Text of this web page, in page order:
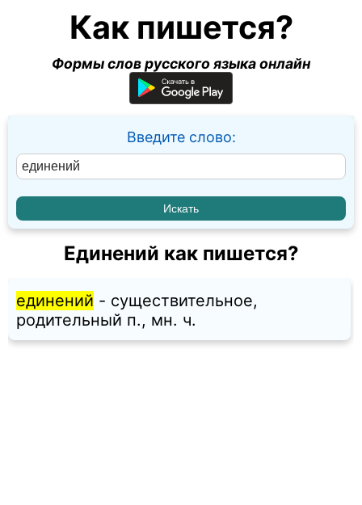
Как пишется?
Формы слов русского языка онлайн
Введите слово:
Единений как пишется?
единений - существительное,
родительный п., мн. ч.